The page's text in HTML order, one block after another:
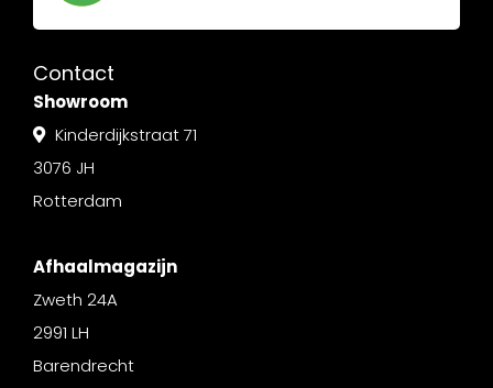
Contact
Showroom
Kinderdijkstraat 71
3076 JH
Rotterdam
Afhaalmagazijn
Zweth 24A
2991 LH
Barendrecht